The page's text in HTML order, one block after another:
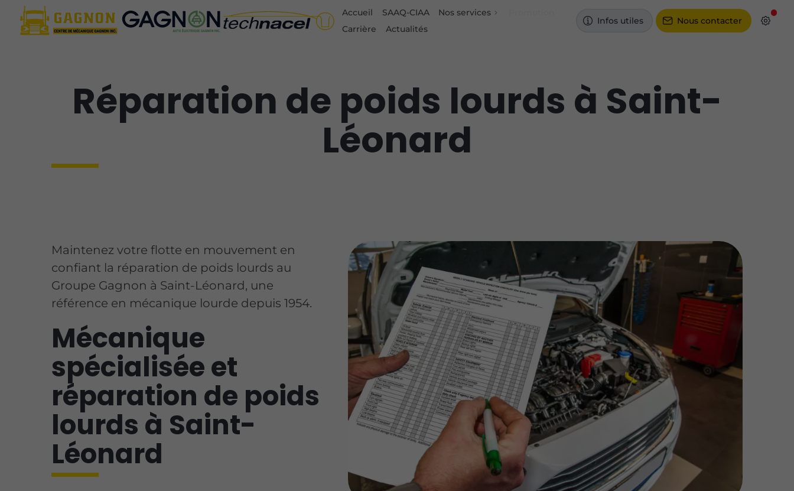
Accueil SAAQ-CIAA Nos services
Carrière
Actualités
Infos utiles Nous contacter
Réparation de poids lourds à Saint-
Léonard
Maintenez votre flotte en mouvement en
confiant la réparation de poids lourds au
Groupe Gagnon à Saint-Léonard, une
référence en mécanique lourde depuis 1954.
Mécanique
spécialisée et
réparation de poids
lourds à Saint-
Léonard